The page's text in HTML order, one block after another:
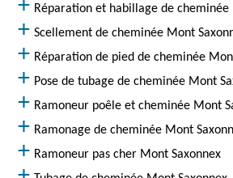
Réparation et habillage de cheminée
Scellement de cheminée Mont
Réparation de pied de cheminée
Pose de tubage de cheminée Mont
Ramoneur poêle et cheminée Mont
Ramonage de cheminée Mont
Ramoneur pas cher Mont Saxonnex